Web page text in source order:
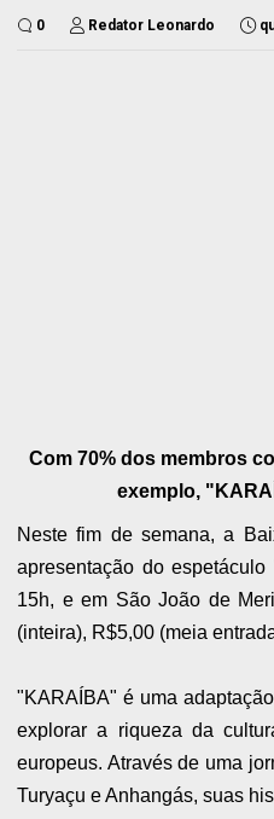
0 Redator Leonardo
Com 70% dos membros
exemplo,
Neste fim de semana, a
apresentação do
15h, e em São João de
(inteira), R$5,00 (meia
"KARAÍBA" é uma
explorar a riqueza da
europeus. Através de uma
Turyaçu e Anhangás, suas